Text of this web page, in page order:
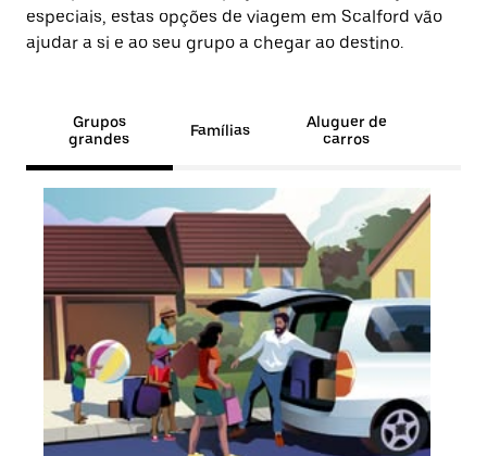
especiais, estas opções de viagem em Scalford vão
ajudar a si e ao seu grupo a chegar ao destino.
Grupos
grandes
Famílias
Aluguer de
carros